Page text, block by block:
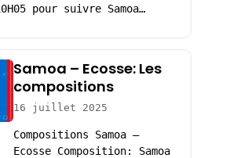
pour suivre Samoa…
Samoa – Ecosse: Les
compositions
16 juillet 2025
Compositions Samoa –
Ecosse Composition: Samoa